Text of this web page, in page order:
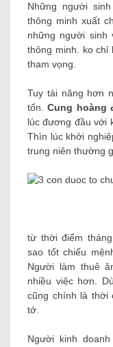
Những người
thông minh xuất
những người sinh
thông minh. ko chỉ
tham vọng.
Tuy tài năng hơn
tốn.Cung hoàng
lúc đương đầu với
Thìn lúc khởi
trung niên thường
từ thời điểm
sao tốt chiếu
Người làm thuê
nhiều việc hơn.
cũng chính là thời
tớ.
Người kinh